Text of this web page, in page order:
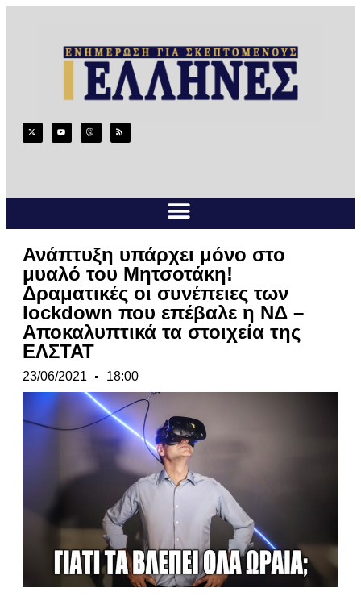
Ανάπτυξη υπάρχει μόνο στο
μυαλό του Μητσοτάκη!
Δραματικές οι συνέπειες των
lockdown που επέβαλε η ΝΔ –
Αποκαλυπτικά τα στοιχεία της
ΕΛΣΤΑΤ
23/06/2021 18:00